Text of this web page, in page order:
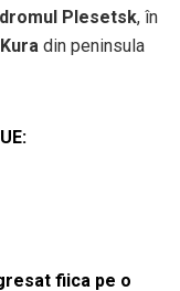
Plesetsk, în
din peninsula
fiica pe o